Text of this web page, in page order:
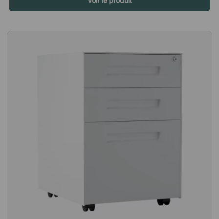
donc à l'intérieur du tiroir, ce qui vous donne des archives
facilement accessibles. Les dossiers suspendus ne sont pas
Silver Slate Olive Green Dijon Bisley Blue BeigeNote Mobile est
un caisson de bureau spacieux doté de trois tiroirs, dont l'un
ce qui permet de le déplacer facilement en cas de besoin, par
exemple lors d'un réaménagement ou d'un nettoyage. 3 tiroirs
dossiers suspendus (A4). Facile à déplacer En tôle durable